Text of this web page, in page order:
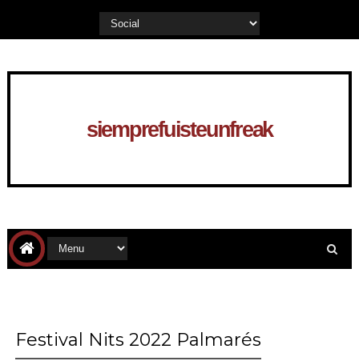
siemprefuisteunfreak
Festival Nits 2022 Palmarés